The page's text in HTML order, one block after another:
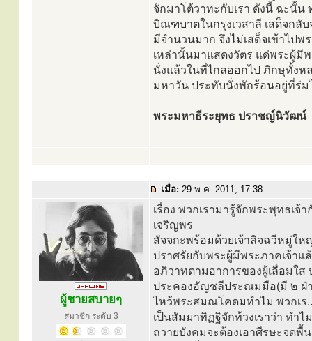
จักมาโต้วาทะกับเรา ดังนี้ ฉะนั้น
บิณฑบาตในกรุงเวสาลี เสด็จกลั
มีจำนวนมาก จึงไม่เสด็จเข้าไป
เหล่านั้นมาแสดงวัตร แด่พระผู้มี
นั่งแล้วในที่ไกลออกไป ภิกษุทั้งห
มหาวัน ประทับนั่งพักร้อนอยู่ที่ร่ม
พระมหาธีระยุทธ ปราชญ์นิวัฒน์
เมื่อ: 29 พ.ค. 2011, 17:38
ผู้ชายสบายๆ
สมาชิก ระดับ 3
เรื่อง พวกเรามารู้จักพระพุทธเ
เจริญพร
สัจจกะพร้อมด้วยเจ้าลิจฉวีหมู่ใ
ปราศรัยกับพระผู้มีพระภาคเจ้า
อภิวาทตามอาการของผู้เลื่อมใส
ประคองอัญชลีประณมมือ(มี ๒ ฝ่า
ไหว้พระสมณโคดมทำไม พวกเร
เป็นสัมมาทิฏฐิจักท้วงเราว่า ทำ
ถวายบังคมจะต้องเอาศีรษะจดพื้